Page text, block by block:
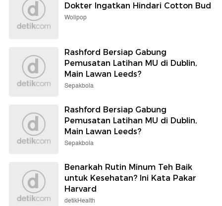
Dokter Ingatkan Hindari Cotton Bud
Wolipop
Rashford Bersiap Gabung
Pemusatan Latihan MU di Dublin,
Main Lawan Leeds?
Sepakbola
Rashford Bersiap Gabung
Pemusatan Latihan MU di Dublin,
Main Lawan Leeds?
Sepakbola
Benarkah Rutin Minum Teh Baik
untuk Kesehatan? Ini Kata Pakar
Harvard
detikHealth